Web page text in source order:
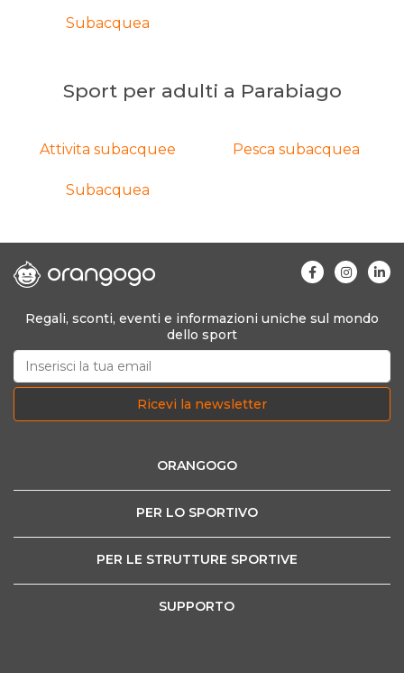
Subacquea
Sport per adulti a Parabiago
Attivita subacquee Pesca subacquea
Subacquea
Regali, sconti, eventi e informazioni uniche sul mondo
dello sport
Ricevi la newsletter
ORANGOGO
PER LO SPORTIVO
PER LE STRUTTURE SPORTIVE
SUPPORTO